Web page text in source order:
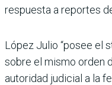
respuesta a reportes
López Julio “posee el
sobre el mismo orden
autoridad judicial a la